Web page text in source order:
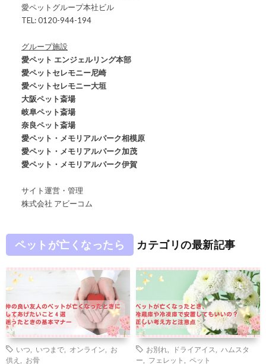
愛ペットグループ本社ビル
TEL: 0120-944-194
グループ施設
愛ペット エンジェルリング本部
愛ペットセレモニー尼崎
愛ペットセレモニー大垣
大阪ペット斎場
岐阜ペット斎場
奈良ペット斎場
愛ペット・メモリアルパーク相模原
愛ペット・メモリアルパーク加茂
愛ペット・メモリアルパーク伊賀
サイト運営・管理
株式会社 アビーコム
ペットが亡くなったら カテゴリの最新記事
いつ いつまで オンライン
お
供え
お骨
お別れ ドライアイス
ハムスタ
ー
フェレット ペット